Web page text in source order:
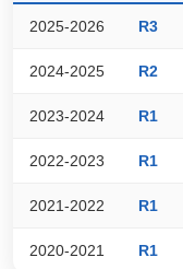
2025-2026 R3
2024-2025 R2
2023-2024 R1
2022-2023 R1
2021-2022 R1
2020-2021 R1